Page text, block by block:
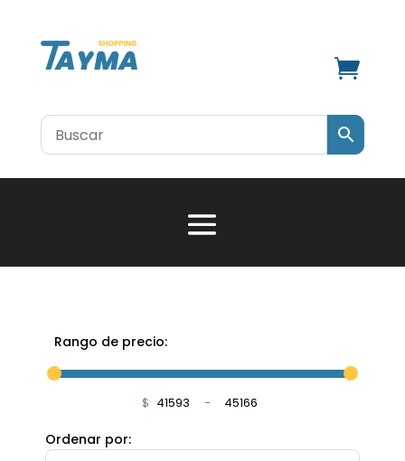

Rango de precio:
$ Minimum Price
-
Maximum Price
Ordenar por:
Sort Products